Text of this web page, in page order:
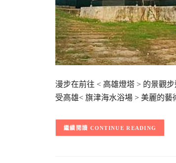
漫步在前往 < 高雄燈塔 > 的景觀
受高雄< 旗津海水浴場 > 美麗的
CONTINUE READING